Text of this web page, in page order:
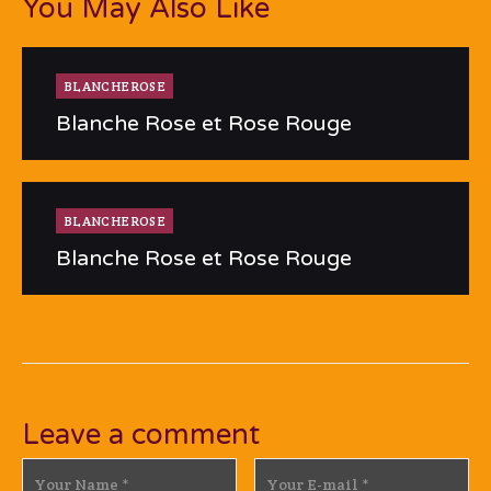
You May Also Like
BLANCHEROSE
Blanche Rose et Rose Rouge
BLANCHEROSE
Blanche Rose et Rose Rouge
Leave a comment